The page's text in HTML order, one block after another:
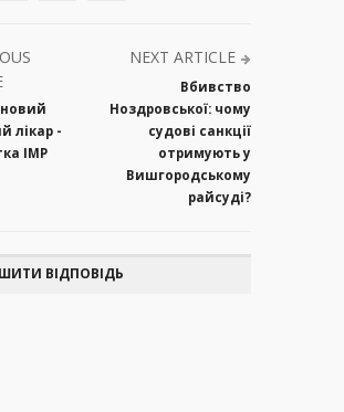
новий
лікар -
ІМР
NEXT ARTICLE
Вбивство
Ноздровської: чому
судові санкції
отримують у
Вишгородському
райсуді?
ВІДПОВІДЬ